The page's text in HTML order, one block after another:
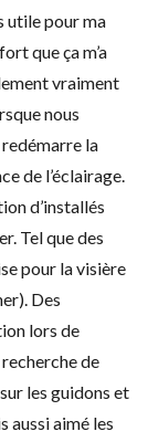
utile pour ma
que ça m’a
vraiment
nous
redémarre la
de l’éclairage.
d’installés
Tel que des
pour la visière
Des
lors de
de
les guidons et
aussi aimé les